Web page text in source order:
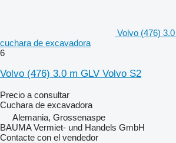
Volvo (476)
cuchara de excavadora
6
Volvo (476) 3.0 m GLV Volvo S2
Precio a consultar
Cuchara de excavadora
Alemania, Grossenaspe
BAUMA Vermiet- und Handels GmbH
Contacte con el vendedor